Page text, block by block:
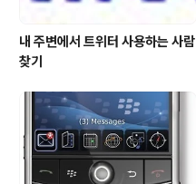
내 주변에서 트위터 사용하는 사람
찾기